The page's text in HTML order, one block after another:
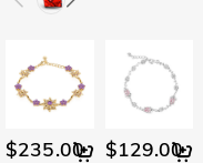
$235.00 $129.00